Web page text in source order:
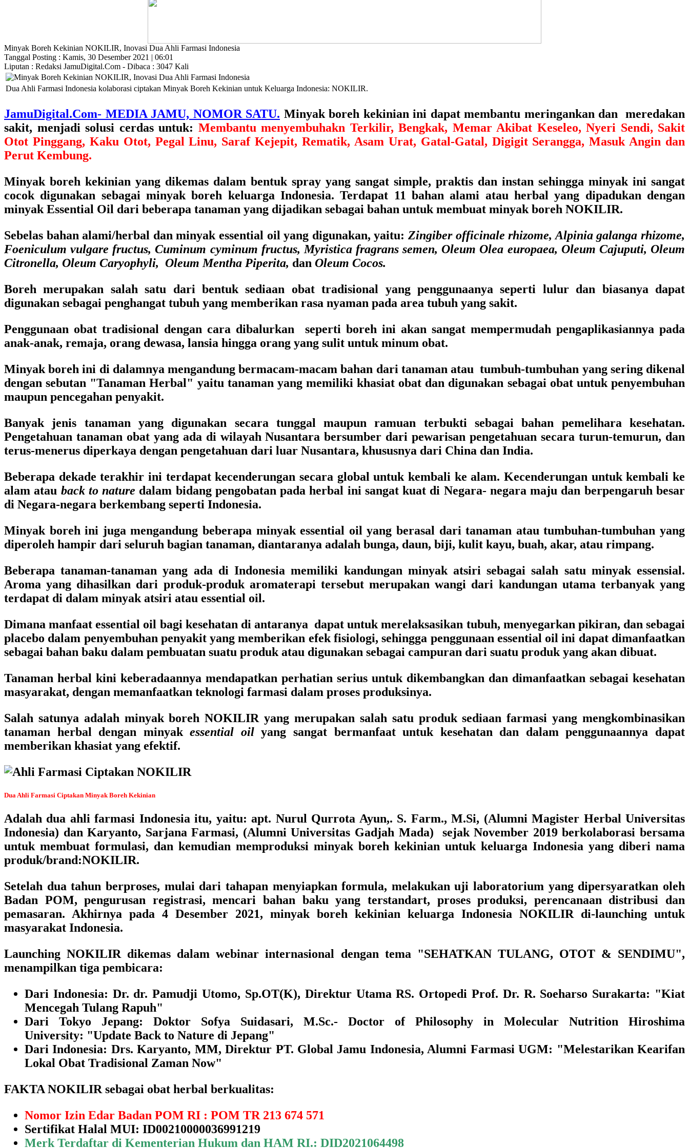
Minyak Boreh Kekinian NOKILIR, Inovasi Dua Ahli Farmasi Indonesia
Tanggal Posting : Kamis, 30 Desember 2021 | 06:01
Liputan : Redaksi JamuDigital.Com - Dibaca : 3047 Kali
Dua Ahli Farmasi Indonesia kolaborasi ciptakan Minyak Boreh Kekinian untuk Keluarga Indonesia: NOKILIR.
JamuDigital.Com- MEDIA JAMU, NOMOR SATU. Minyak boreh kekinian ini dapat membantu meringankan dan meredakan
sakit, menjadi solusi cerdas untuk: Membantu menyembuhakn Terkilir, Bengkak, Memar Akibat Keseleo, Nyeri Sendi, Sakit
Otot Pinggang, Kaku Otot, Pegal Linu, Saraf Kejepit, Rematik, Asam Urat, Gatal-Gatal, Digigit Serangga, Masuk Angin dan
Perut Kembung.
Minyak boreh kekinian yang dikemas dalam bentuk spray yang sangat simple, praktis dan instan sehingga minyak ini sangat
cocok digunakan sebagai minyak boreh keluarga Indonesia. Terdapat 11 bahan alami atau herbal yang dipadukan dengan
minyak Essential Oil dari beberapa tanaman yang dijadikan sebagai bahan untuk membuat minyak boreh NOKILIR.
Sebelas bahan alami/herbal dan minyak essential oil yang digunakan, yaitu: Zingiber officinale rhizome, Alpinia galanga rhizome,
Foeniculum vulgare fructus, Cuminum cyminum fructus, Myristica fragrans semen, Oleum Olea europaea, Oleum Cajuputi, Oleum
Citronella, Oleum Caryophyli, Oleum Mentha Piperita, dan Oleum Cocos.
Boreh merupakan salah satu dari bentuk sediaan obat tradisional yang penggunaanya seperti lulur dan biasanya dapat
digunakan sebagai penghangat tubuh yang memberikan rasa nyaman pada area tubuh yang sakit.
Penggunaan obat tradisional dengan cara dibalurkan seperti boreh ini akan sangat mempermudah pengaplikasiannya pada
anak-anak, remaja, orang dewasa, lansia hingga orang yang sulit untuk minum obat.
Minyak boreh ini di dalamnya mengandung bermacam-macam bahan dari tanaman atau tumbuh-tumbuhan yang sering dikenal
dengan sebutan "Tanaman Herbal" yaitu tanaman yang memiliki khasiat obat dan digunakan sebagai obat untuk penyembuhan
maupun pencegahan penyakit.
Banyak jenis tanaman yang digunakan secara tunggal maupun ramuan terbukti sebagai bahan pemelihara kesehatan.
Pengetahuan tanaman obat yang ada di wilayah Nusantara bersumber dari pewarisan pengetahuan secara turun-temurun, dan
terus-menerus diperkaya dengan pengetahuan dari luar Nusantara, khususnya dari China dan India.
Beberapa dekade terakhir ini terdapat kecenderungan secara global untuk kembali ke alam. Kecenderungan untuk kembali ke
alam atau back to nature dalam bidang pengobatan pada herbal ini sangat kuat di Negara- negara maju dan berpengaruh besar
di Negara-negara berkembang seperti Indonesia.
Minyak boreh ini juga mengandung beberapa minyak essential oil yang berasal dari tanaman atau tumbuhan-tumbuhan yang
diperoleh hampir dari seluruh bagian tanaman, diantaranya adalah bunga, daun, biji, kulit kayu, buah, akar, atau rimpang.
Beberapa tanaman-tanaman yang ada di Indonesia memiliki kandungan minyak atsiri sebagai salah satu minyak essensial.
Aroma yang dihasilkan dari produk-produk aromaterapi tersebut merupakan wangi dari kandungan utama terbanyak yang
terdapat di dalam minyak atsiri atau essential oil.
Dimana manfaat essential oil bagi kesehatan di antaranya dapat untuk merelaksasikan tubuh, menyegarkan pikiran, dan sebagai
placebo dalam penyembuhan penyakit yang memberikan efek fisiologi, sehingga penggunaan essential oil ini dapat dimanfaatkan
sebagai bahan baku dalam pembuatan suatu produk atau digunakan sebagai campuran dari suatu produk yang akan dibuat.
Tanaman herbal kini keberadaannya mendapatkan perhatian serius untuk dikembangkan dan dimanfaatkan sebagai kesehatan
masyarakat, dengan memanfaatkan teknologi farmasi dalam proses produksinya.
Salah satunya adalah minyak borehNOKILIR yang merupakan salah satu produk sediaan farmasi yang mengkombinasikan
tanaman herbal dengan minyakessential oilyang sangat bermanfaat untuk kesehatan dan dalam penggunaannya dapat
memberikan khasiat yang efektif.
Dua Ahli Farmasi Ciptakan Minyak Boreh Kekinian
Adalah dua ahli farmasi Indonesia itu, yaitu:apt. Nurul Qurrota Ayun,. S. Farm., M.Si, (Alumni Magister Herbal Universitas
Indonesia) danKaryanto, Sarjana Farmasi, (Alumni Universitas Gadjah Mada) sejak November 2019 berkolaborasi bersama
untuk membuat formulasi, dan kemudian memproduksi minyak boreh kekinian untuk keluarga Indonesia yang diberi nama
produk/brand:NOKILIR.
Setelah dua tahun berproses, mulai dari tahapan menyiapkan formula, melakukan uji laboratorium yang dipersyaratkan oleh
Badan POM, pengurusan registrasi, mencari bahan baku yang terstandart, proses produksi, perencanaan distribusi dan
pemasaran. Akhirnya pada 4 Desember 2021, minyak boreh kekinian keluarga Indonesia NOKILIR di-launching untuk
masyarakat Indonesia.
Launching NOKILIR dikemas dalam webinar internasional dengan tema "SEHATKAN TULANG, OTOT & SENDIMU",
menampilkan tiga pembicara:
Dari Indonesia: Dr. dr. Pamudji Utomo, Sp.OT(K), Direktur Utama RS. Ortopedi Prof. Dr. R. Soeharso Surakarta: "Kiat
Mencegah Tulang Rapuh"
Dari Tokyo Jepang: Doktor Sofya Suidasari, M.Sc.- Doctor of Philosophy in Molecular Nutrition Hiroshima
University: "Update Back to Nature di Jepang"
Dari Indonesia: Drs. Karyanto, MM, Direktur PT. Global Jamu Indonesia, Alumni Farmasi UGM: "Melestarikan Kearifan
Lokal Obat Tradisional Zaman Now"
FAKTA NOKILIR sebagai obat herbal berkualitas:
Nomor Izin Edar Badan POM RI : POM TR 213 674 571
Sertifikat Halal MUI: ID00210000036991219
Merk Terdaftar di Kementerian Hukum dan HAM RI.: DID2021064498